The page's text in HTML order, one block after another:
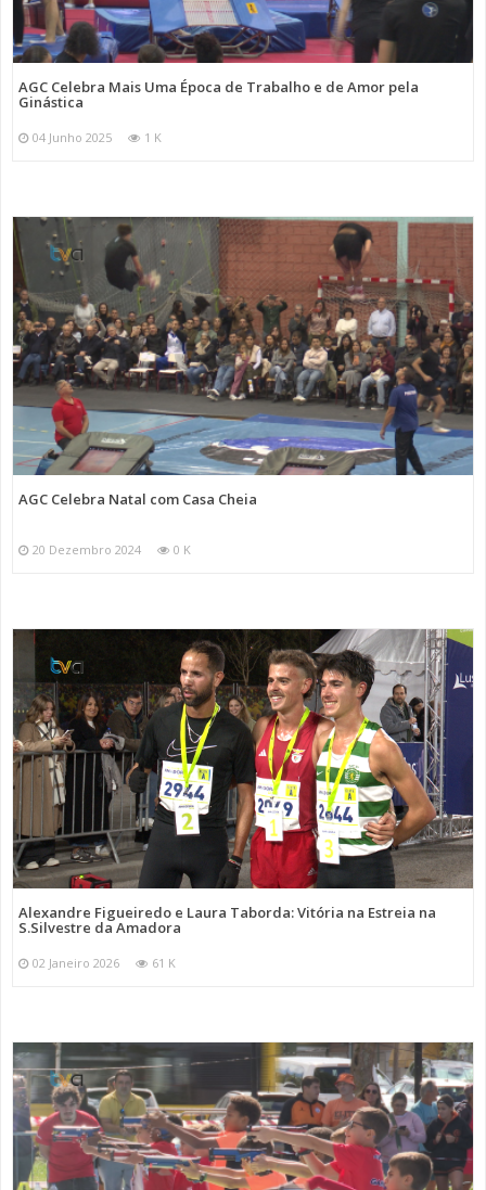
AGC Celebra Mais Uma Época de Trabalho e de Amor pela
Ginástica
04 Junho 2025 1 K
AGC Celebra Natal com Casa Cheia
20 Dezembro 2024 0 K
Alexandre Figueiredo e Laura Taborda: Vitória na Estreia na
S.Silvestre da Amadora
02 Janeiro 2026 61 K